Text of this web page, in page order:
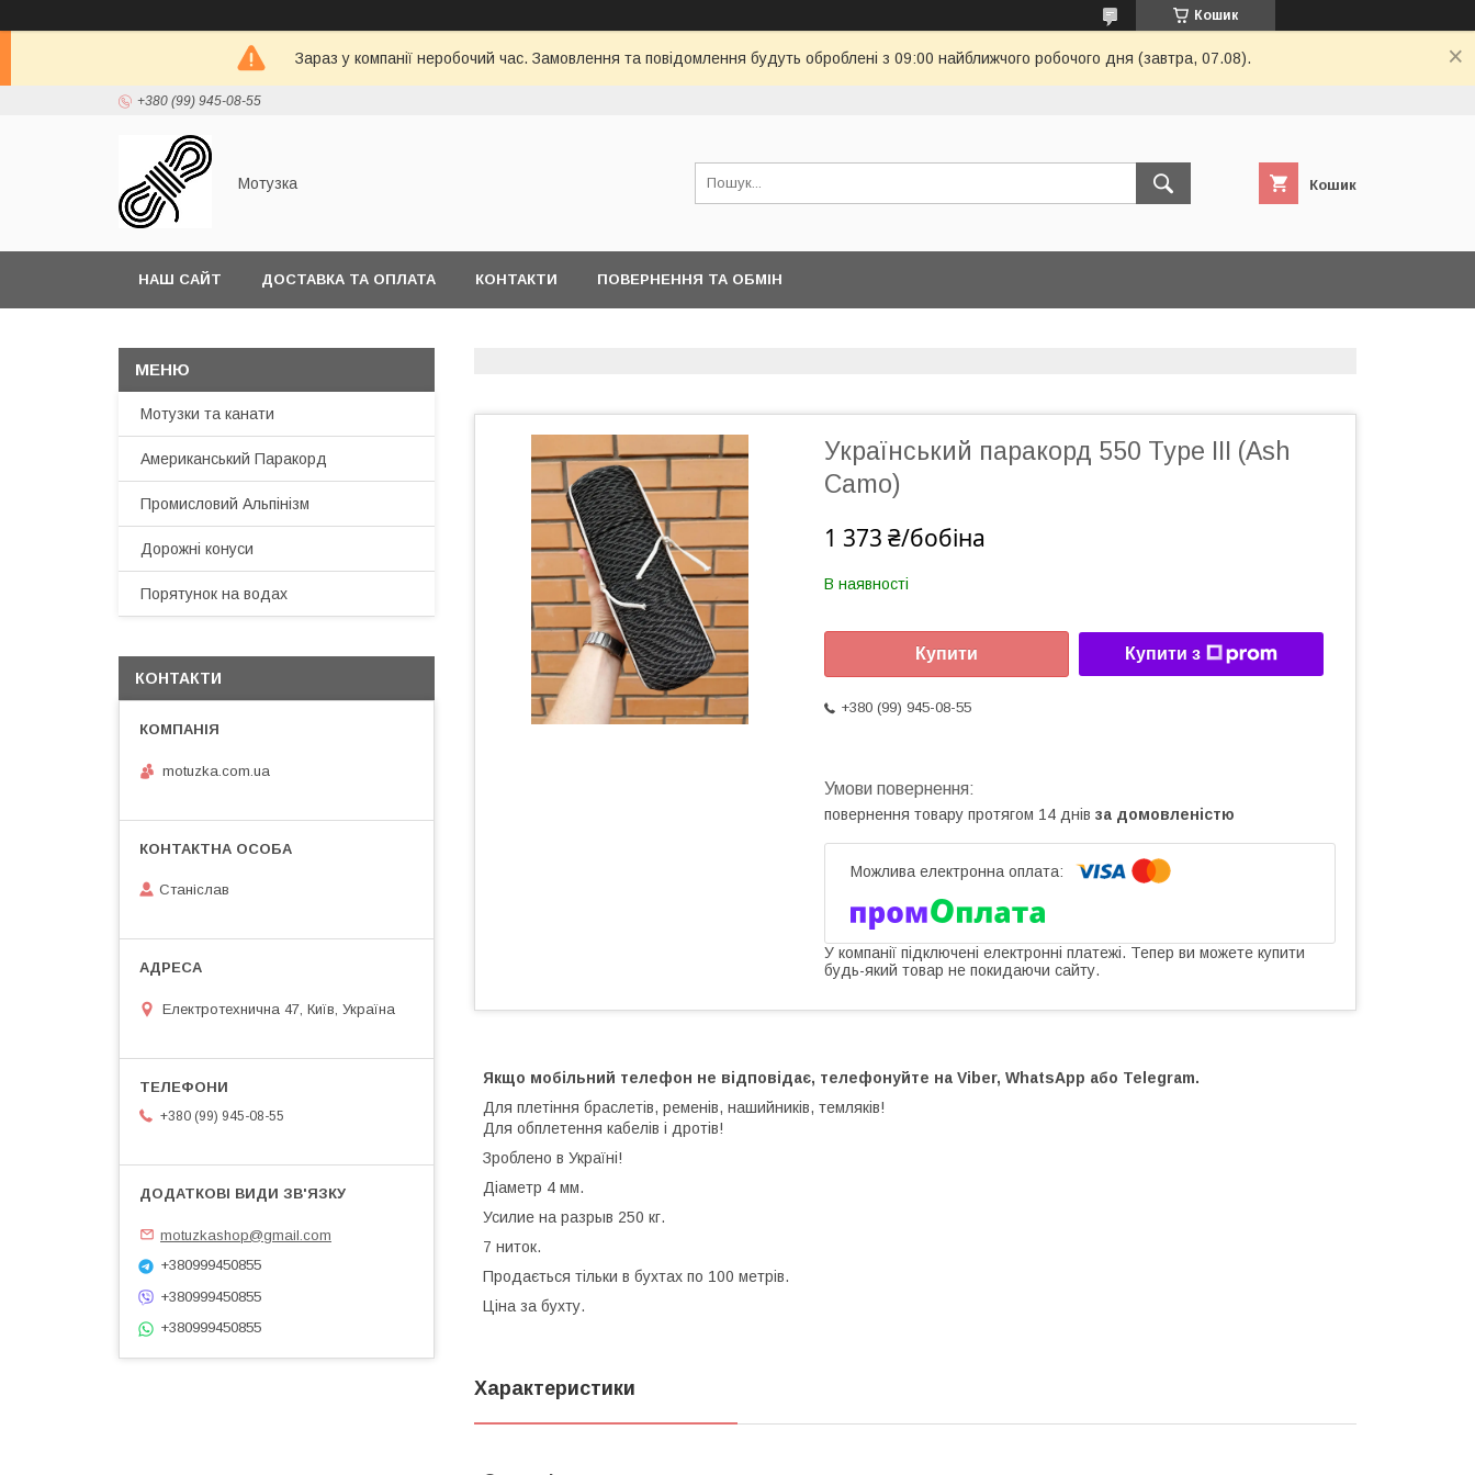
Кошик
Зараз у компанії неробочий час. Замовлення та повідомлення будуть оброблені з 09:00 найближчого робочого дня (завтра, 07.08).
+380 (99) 945-08-55
Мотузка Кошик
НАШ САЙТ ДОСТАВКА ТА ОПЛАТА КОНТАКТИ ПОВЕРНЕННЯ ТА ОБМІН
Український паракорд 550 Type III (Ash
Camo)
1 373 ₴/бобіна
В наявності
Купити Купити з
+380 (99) 945-08-55
повернення товару протягом 14 днів за домовленістю
У компанії підключені електронні платежі. Тепер ви можете купити
будь-який товар не покидаючи сайту.
Якщо мобільний телефон не відповідає, телефонуйте на Viber, WhatsApp або Telegram.
Для плетіння браслетів, ременів, нашийників, темляків!
Для обплетення кабелів і дротів!
Зроблено в Україні!
Діаметр 4 мм.
Усилие на разрыв 250 кг.
7 ниток.
Продається тільки в бухтах по 100 метрів.
Ціна за бухту.
Характеристики
Мотузки та канати
Американський Паракорд
Промисловий Альпінізм
Дорожні конуси
Порятунок на водах
КОНТАКТИ
motuzka.com.ua
Станіслав
Електротехнична 47, Київ, Україна
+380 (99) 945-08-55
motuzkashop@gmail.com
+380999450855
+380999450855
+380999450855